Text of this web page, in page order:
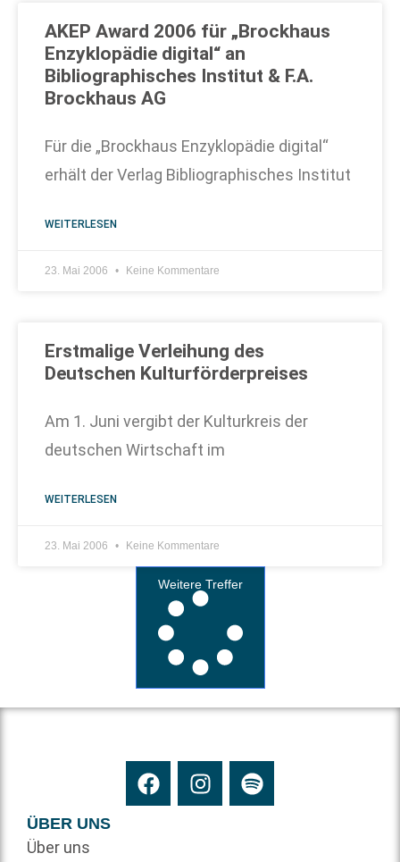
AKEP Award 2006 für „Brockhaus
Enzyklopädie digital“ an
Bibliographisches Institut & F.A.
Brockhaus AG
Für die „Brockhaus Enzyklopädie digital“
erhält der Verlag Bibliographisches Institut
WEITERLESEN
23. Mai 2006 Keine Kommentare
Erstmalige Verleihung des
Deutschen Kulturförderpreises
Am 1. Juni vergibt der Kulturkreis der
deutschen Wirtschaft im
WEITERLESEN
23. Mai 2006 Keine Kommentare
Weitere Treffer
ÜBER UNS
Über uns